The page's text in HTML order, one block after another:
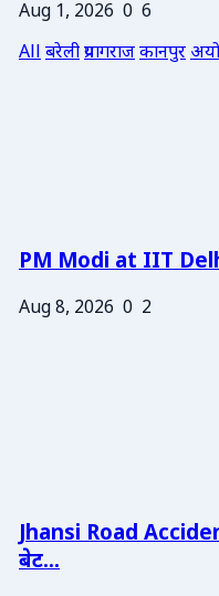
Aug 1, 2026 0 6
Allबरेलीप्रयागराजकानपुर
PM Modi at IIT
Aug 8, 2026 0 2
Jhansi Road
बेट...